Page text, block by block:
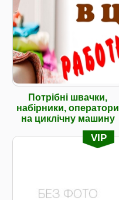
Потрібні швачки,
набірники, оператори
на циклічну машину
VIP